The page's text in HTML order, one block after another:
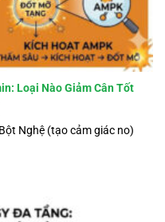
Loại Nào Giảm Cân Tốt
Nghệ (tạo cảm giác no)